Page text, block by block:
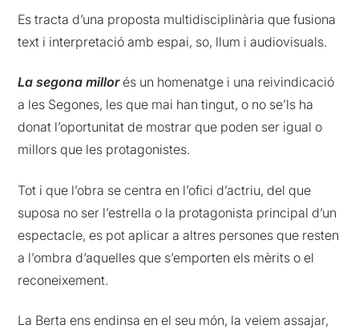
Es tracta d’una proposta multidisciplinària que fusiona
text i interpretació amb espai, so, llum i audiovisuals.
La segona millorés un homenatge i una reivindicació
a les Segones, les que mai han tingut, o no se’ls ha
donat l’oportunitat de mostrar que poden ser igual o
millors que les protagonistes.
Tot i que l’obra se centra en l’ofici d’actriu, del que
suposa no ser l’estrella o la protagonista principal d’un
espectacle, es pot aplicar a altres persones que resten
a l’ombra d’aquelles que s’emporten els mèrits o el
reconeixement.
La Berta ens endinsa en el seu món, la veiem assajar,